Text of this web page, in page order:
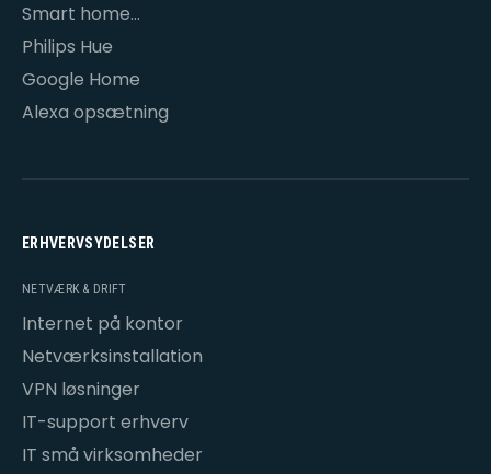
Smart home
opsætning
Philips Hue
Google Home
Alexa opsætning
ERHVERVSYDELSER
NETVÆRK & DRIFT
Internet på kontor
Netværksinstallation
VPN løsninger
IT-support erhverv
IT små virksomheder